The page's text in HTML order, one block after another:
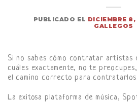
PUBLICADO EL DICIEMBRE
GALLEGOS
Si no sabes cómo contratar artistas
cuáles exactamente, no te
el camino correcto para contratarlos.
La exitosa plataforma de música,